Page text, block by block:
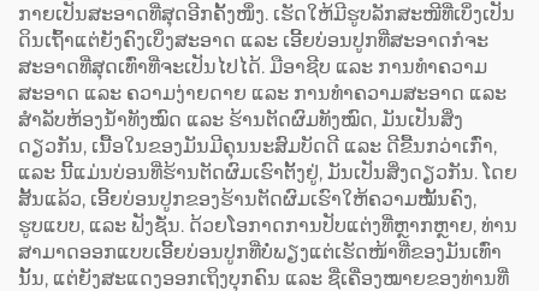
ກາຍເປັນສະອາດທີ່ສຸດອີກຄັ້ງໜຶ່ງ. ເຮັດໃຫ້ມີຮູບລັກສະໜີທີ່ເບິ່ງເປັນ
ດິນເຖົ້າແຕ່ຍັງຄົງເບິ່ງສະອາດ ແລະ ເອີ້ຍບ່ອນປູກທີ່ສະອາດກໍຈະ
ສະອາດທີ່ສຸດເທົ່າທີ່ຈະເປັນໄປໄດ້. ມືອາຊີບ ແລະ ການທຳຄວາມ
ສະອາດ ແລະ ຄວາມງ່າຍດາຍ ແລະ ການທຳຄວາມສະອາດ ແລະ
ສຳລັບຫ້ອງນ້ຳທັງໝົດ ແລະ ຮ້ານຕັດຜົມທັງໝົດ, ມັນເປັນສິ່ງ
ດຽວກັນ, ເນື້ອໃນຂອງມັນມີຄຸນນະສົມບັດດີ ແລະ ດີຂື້ນກວ່າເກົ່າ,
ແລະ ນີ້ແມ່ນບ່ອນທີ່ຮ້ານຕັດຜົມເຮົາຕັ້ງຢູ່, ມັນເປັນສິ່ງດຽວກັນ. ໂດຍ
ສັ້ນແລ້ວ, ເອີ້ຍບ່ອນປູກຂອງຮ້ານຕັດຜົມເຮົາໃຫ້ຄວາມໝັ້ນຄົງ,
ຮູບແບບ, ແລະ ຟັງຊັ່ນ. ດ້ວຍໂອກາດການປັບແຕ່ງທີ່ຫຼາກຫຼາຍ, ທ່ານ
ສາມາດອອກແບບເອີ້ຍບ່ອນປູກທີ່ບໍ່ພຽງແຕ່ເຮັດໜ້າທີ່ຂອງມັນເທົ່າ
ນັ້ນ, ແຕ່ຍັງສະແດງອອກເຖິງບຸກຄົນ ແລະ ຊື່ເຄື່ອງໝາຍຂອງທ່ານທີ່